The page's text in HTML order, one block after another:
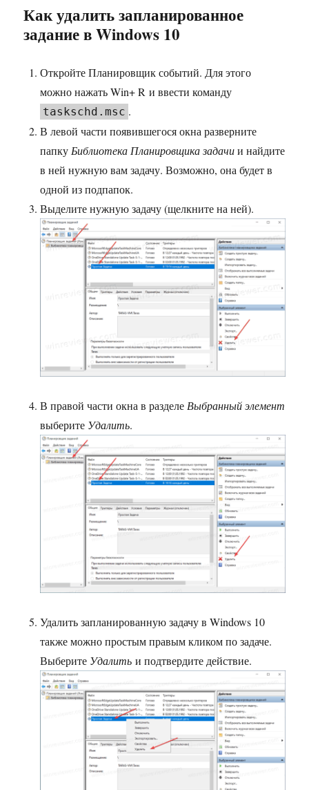
Как удалить запланированное
задание в Windows 10
Откройте Планировщик событий. Для этого
можно нажать Win+ R и ввести команду
taskschd.msc .
В левой части появившегося окна разверните
папку Библиотека Планировщика задачии найдите
в ней нужную вам задачу. Возможно, она будет в
одной из подпапок.
Выделите нужную задачу (щелкните на ней).
В правой части окна в разделе Выбранный элемент
выберите Удалить.
Удалить запланированную задачу в Windows 10
также можно простым правым кликом по задаче.
Выберите Удалить и подтвердите действие.